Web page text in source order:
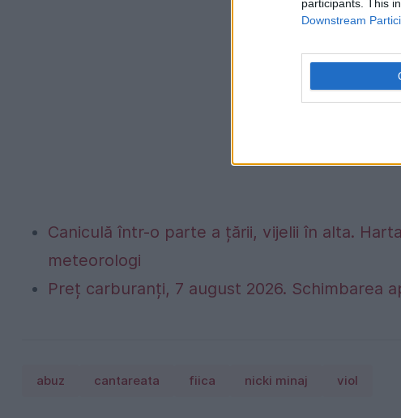
participants. This
Downstream
Caniculă într-o parte a țării, vijelii în alta.
meteorologi
Preț carburanți, 7 august 2026. Schimbarea
abuz cantareata fiica nicki minaj viol